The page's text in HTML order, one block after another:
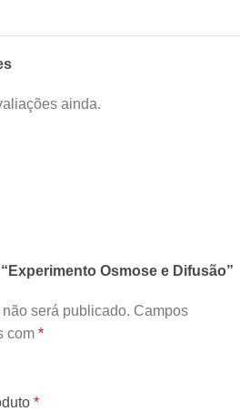
ainda.
Osmose e Difusão”
será publicado. Campos
com *
*